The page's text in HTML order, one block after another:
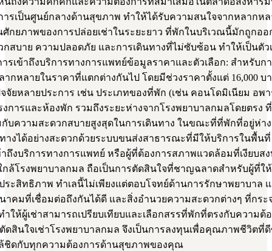
รเป็นศูนย์กลางด้านสุขภาพ ทำให้ได้รับความสนใจจากหลากห
กยภาพของการปล่อยเช่าในระยะยาว ที่พักในบริเวณนี้มักถูกอ
สบาย ความปลอดภัย และการเดินทางที่ไม่ซับซ้อน ทำให้เป็นตั
ข้าถึงบริการทางการแพทย์ข้อมูลราคาและตัวเลือก: สำหรับก
กหลายในราคาที่แตกต่างกันไป โดยมีช่วงราคาตั้งแต่ 16,000 บ
ยหลายประการ เช่น ประเภทของที่พัก (เช่น คอนโดมิเนียม อพ
การและห้องพัก รวมถึงระยะห่างจากโรงพยาบาลกมลโดยตรง
บความสะดวกสบายสูงสุดในการเดินทาง ในขณะที่ที่พักที่อยู่ห่า
างได้อย่างสะดวกด้วยระบบขนส่งสาธารณะที่มีให้บริการในพื้นที่
ถึงบริการทางการแพทย์ หรือผู้ที่ต้องการสภาพแวดล้อมที่เงียบส
ล้โรงพยาบาลกมล ถือเป็นการตัดสินใจที่ชาญฉลาดสำหรับผู้ที่ใ
ระสิทธิภาพ ทำเลนี้ไม่เพียงแต่ตอบโจทย์ด้านการรักษาพยาบาล
คมที่เชื่อมต่อถึงกันได้ดี และสิ่งอำนวยความสะดวกต่างๆ ที่กระ
ให้ผู้เช่าสามารถเปรียบเทียบและเลือกสรรที่พักที่ตรงกับความต้
ดสินใจเช่าโรงพยาบาลกมล จึงเป็นการลงทุนเพื่อคุณภาพชีวิตที่
ชิดกับทุกความต้องการด้านสุขภาพของคุณ